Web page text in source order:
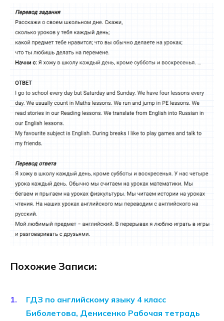
Похожие Записи:
ГДЗ по английскому языку 4 класс
Биболетова, Денисенко Рабочая тетрадь